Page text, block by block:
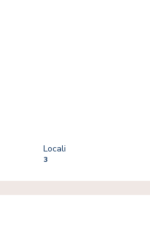
Locali
3